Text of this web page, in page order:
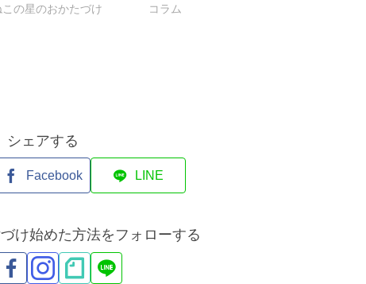
この星のおかたづけ
コラム
シェアする
Facebook LINE
け始めた方法をフォローする